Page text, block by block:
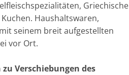
Griechische
Haushaltswaren,
seinem breit aufgestellten
vor Ort.
Verschiebungen des